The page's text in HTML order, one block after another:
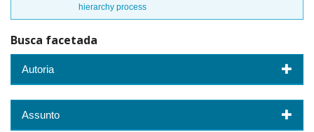
hierarchy process
Busca facetada
Autoria
Assunto